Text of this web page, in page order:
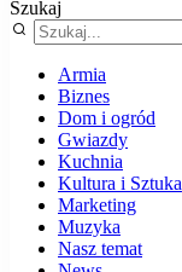
Szukaj
Armia
Biznes
Dom i ogród
Gwiazdy
Kuchnia
Kultura i Sztuka
Marketing
Muzyka
Nasz temat